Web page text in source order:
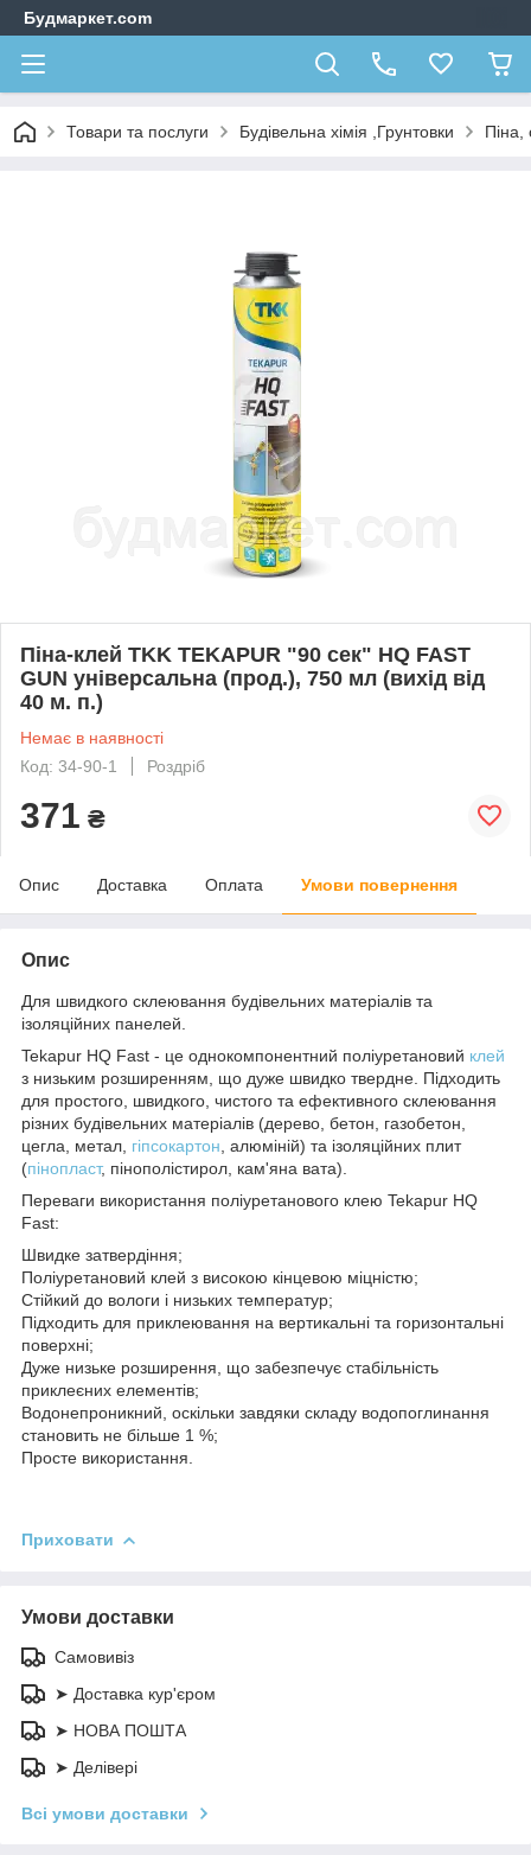
Будмаркет.com
Товари та послуги Будівельна хімія ,Грунтовки Піна,
Піна-клей TKK TEKAPUR "90 сек" HQ FAST
GUN універсальна (прод.), 750 мл (вихід від
40 м. п.)
Немає в наявності
Код: 34-90-1
Роздріб
371 ₴
Опис Доставка Оплата Умови повернення
Опис
Для швидкого склеювання будівельних матеріалів та
ізоляційних панелей.
Tekapur HQ Fast - це однокомпонентний поліуретановий клей
з низьким розширенням, що дуже швидко твердне. Підходить
для простого, швидкого, чистого та ефективного склеювання
різних будівельних матеріалів (дерево, бетон, газобетон,
цегла, метал, гіпсокартон , алюміній) та ізоляційних плит
(пінопласт, пінополістирол, кам'яна вата).
Переваги використання поліуретанового клею Tekapur HQ
Fast:
Швидке затвердіння;
Поліуретановий клей з високою кінцевою міцністю;
Стійкий до вологи і низьких температур;
Підходить для приклеювання на вертикальні та горизонтальні
поверхні;
Дуже низьке розширення, що забезпечує стабільність
приклеєних елементів;
Водонепроникний, оскільки завдяки складу водопоглинання
становить не більше 1 %;
Просте використання.
Приховати
Умови доставки
Самовивіз
➤ Доставка кур'єром
➤ НОВА ПОШТА
➤ Делівері
Всі умови доставки